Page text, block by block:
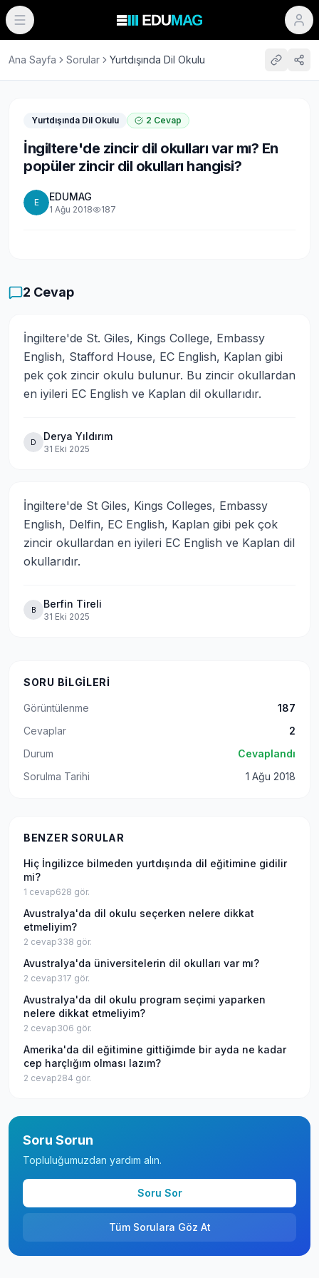
Ana Sayfa Sorular Yurtdışında Dil Okulu
Yurtdışında Dil Okulu 2 Cevap
İngiltere'de zincir dil okulları var mı? En
popüler zincir dil okulları hangisi?
E EDUMAG
1 Ağu 2018 187
2 Cevap
İngiltere'de St. Giles, Kings College, Embassy
English, Stafford House, EC English, Kaplan gibi
pek çok zincir okulu bulunur. Bu zincir okullardan
en iyileri EC English ve Kaplan dil okullarıdır.
D Derya Yıldırım
31 Eki 2025
İngiltere'de St Giles, Kings Colleges, Embassy
English, Delfin, EC English, Kaplan gibi pek çok
zincir okullardan en iyileri EC English ve Kaplan dil
okullarıdır.
B Berfin Tireli
31 Eki 2025
SORU BILGILERI
Görüntülenme
187
Cevaplar
2
Durum
Cevaplandı
Sorulma Tarihi
1 Ağu 2018
BENZER SORULAR
Hiç İngilizce bilmeden yurtdışında dil eğitimine gidilir
mi?
1 cevap628 gör.
Avustralya'da dil okulu seçerken nelere dikkat
etmeliyim?
2 cevap338 gör.
Avustralya'da üniversitelerin dil okulları var mı?
2 cevap317 gör.
Avustralya'da dil okulu program seçimi yaparken
nelere dikkat etmeliyim?
2 cevap306 gör.
Amerika'da dil eğitimine gittiğimde bir ayda ne kadar
cep harçlığım olması lazım?
2 cevap284 gör.
Soru Sorun
Topluluğumuzdan yardım alın.
Soru Sor
Tüm Sorulara Göz At